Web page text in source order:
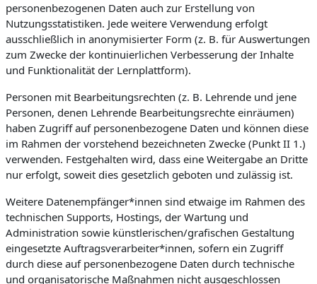
personenbezogenen Daten auch zur Erstellung von
Nutzungsstatistiken. Jede weitere Verwendung erfolgt
ausschließlich in anonymisierter Form (z. B. für Auswertungen
zum Zwecke der kontinuierlichen Verbesserung der Inhalte
und Funktionalität der Lernplattform).
Personen mit Bearbeitungsrechten (z. B. Lehrende und jene
Personen, denen Lehrende Bearbeitungsrechte einräumen)
haben Zugriff auf personenbezogene Daten und können diese
im Rahmen der vorstehend bezeichneten Zwecke (Punkt II 1.)
verwenden. Festgehalten wird, dass eine Weitergabe an Dritte
nur erfolgt, soweit dies gesetzlich geboten und zulässig ist.
Weitere Datenempfänger*innen sind etwaige im Rahmen des
technischen Supports, Hostings, der Wartung und
Administration sowie künstlerischen/grafischen Gestaltung
eingesetzte Auftragsverarbeiter*innen, sofern ein Zugriff
durch diese auf personenbezogene Daten durch technische
und organisatorische Maßnahmen nicht ausgeschlossen